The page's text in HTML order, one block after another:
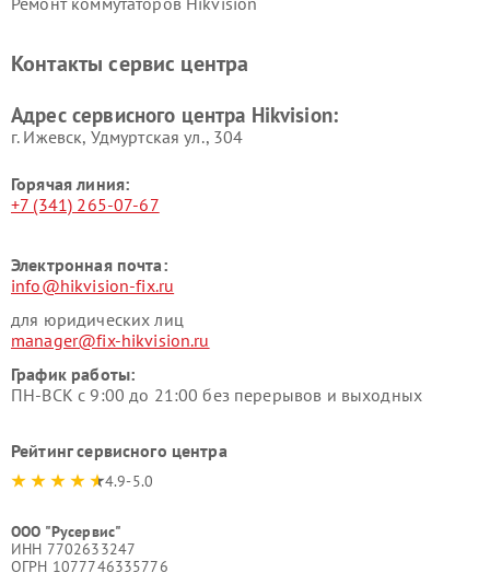
Контакты сервис центра
Адрес сервисного центра Hikvision:
г. Ижевск, Удмуртская ул., 304
Горячая линия:
+7 (341) 265-07-67
Электронная почта:
info@hikvision-fix.ru
для юридических лиц
manager@fix-hikvision.ru
График работы:
ПН-ВСК с 9:00 до 21:00 без перерывов и выходных
Рейтинг сервисного центра
4.9-5.0
ООО "Русервис"
ИНН 7702633247
ОГРН 1077746335776